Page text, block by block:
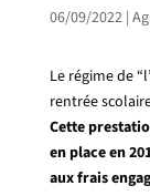
06/09/2022|
Le régime de
rentrée
Cette
en place en
aux frais